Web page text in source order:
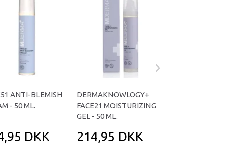
ANTI-BLEMISH
- 50 ML.
DKK
DERMAKNOWLOGY+
FACE21 MOISTURIZING
GEL - 50 ML.
214,95 DKK